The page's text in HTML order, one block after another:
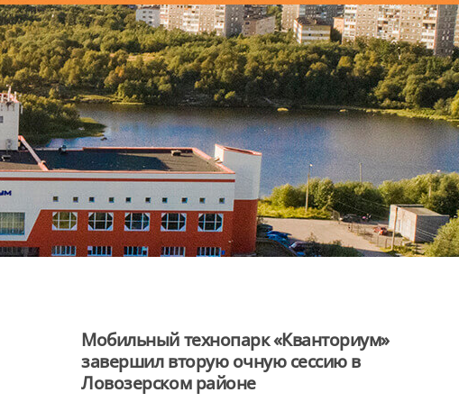
Мобильный технопарк «Кванториум»
завершил вторую очную сессию в
Ловозерском районе